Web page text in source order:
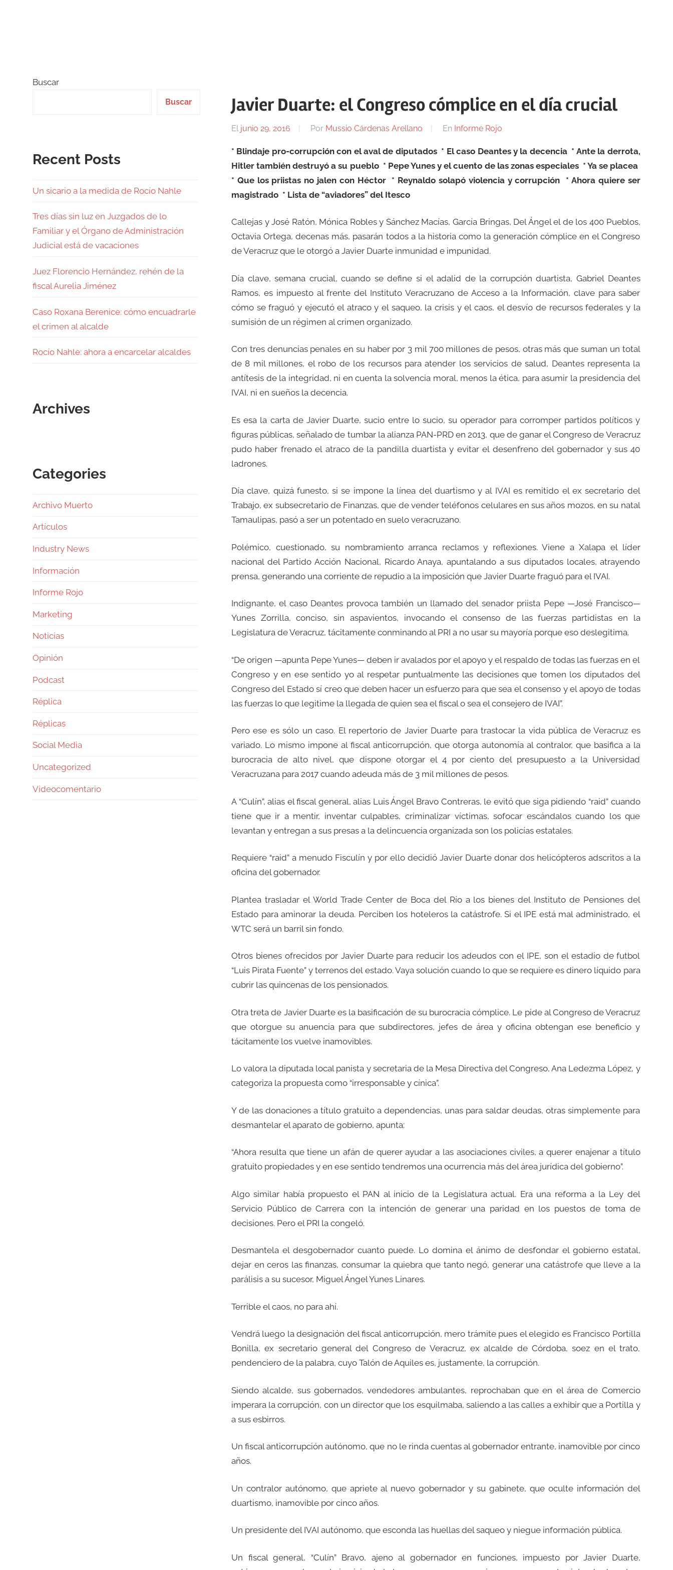
Javier Duarte: el Congreso cómplice en el día crucial
El junio 29, 2016 Por Mussio Cárdenas Arellano En Informe Rojo
* Blindaje pro-corrupción con el aval de diputados * El caso Deantes y la decencia * Ante la derrota,
Hitler también destruyó a su pueblo * Pepe Yunes y el cuento de las zonas especiales * Ya se placea
* Que los priistas no jalen con Héctor * Reynaldo solapó violencia y corrupción * Ahora quiere ser
magistrado * Lista de “aviadores” del Itesco
Callejas y José Ratón, Mónica Robles y Sánchez Macías, García Bringas, Del Ángel el de los 400 Pueblos,
Octavia Ortega, decenas más, pasarán todos a la historia como la generación cómplice en el Congreso
de Veracruz que le otorgó a Javier Duarte inmunidad e impunidad.
Día clave, semana crucial, cuando se define si el adalid de la corrupción duartista, Gabriel Deantes
Ramos, es impuesto al frente del Instituto Veracruzano de Acceso a la Información, clave para saber
cómo se fraguó y ejecutó el atraco y el saqueo, la crisis y el caos, el desvío de recursos federales y la
sumisión de un régimen al crimen organizado.
Con tres denuncias penales en su haber por 3 mil 700 millones de pesos, otras más que suman un total
de 8 mil millones, el robo de los recursos para atender los servicios de salud, Deantes representa la
antítesis de la integridad, ni en cuenta la solvencia moral, menos la ética, para asumir la presidencia del
IVAI, ni en sueños la decencia.
Es esa la carta de Javier Duarte, sucio entre lo sucio, su operador para corromper partidos políticos y
figuras públicas, señalado de tumbar la alianza PAN-PRD en 2013, que de ganar el Congreso de Veracruz
pudo haber frenado el atraco de la pandilla duartista y evitar el desenfreno del gobernador y sus 40
ladrones.
Día clave, quizá funesto, si se impone la línea del duartismo y al IVAI es remitido el ex secretario del
Trabajo, ex subsecretario de Finanzas, que de vender teléfonos celulares en sus años mozos, en su natal
Tamaulipas, pasó a ser un potentado en suelo veracruzano.
Polémico, cuestionado, su nombramiento arranca reclamos y reflexiones. Viene a Xalapa el líder
nacional del Partido Acción Nacional, Ricardo Anaya, apuntalando a sus diputados locales, atrayendo
prensa, generando una corriente de repudio a la imposición que Javier Duarte fraguó para el IVAI.
Indignante, el caso Deantes provoca también un llamado del senador priista Pepe —José Francisco—
Yunes Zorrilla, conciso, sin aspavientos, invocando el consenso de las fuerzas partidistas en la
Legislatura de Veracruz, tácitamente conminando al PRI a no usar su mayoría porque eso deslegitima.
“De origen —apunta Pepe Yunes— deben ir avalados por el apoyo y el respaldo de todas las fuerzas en el
Congreso y en ese sentido yo al respetar puntualmente las decisiones que tomen los diputados del
Congreso del Estado sí creo que deben hacer un esfuerzo para que sea el consenso y el apoyo de todas
las fuerzas lo que legitime la llegada de quien sea el fiscal o sea el consejero de IVAI”.
Pero ese es sólo un caso. El repertorio de Javier Duarte para trastocar la vida pública de Veracruz es
variado. Lo mismo impone al fiscal anticorrupción, que otorga autonomía al contralor, que basifica a la
burocracia de alto nivel, que dispone otorgar el 4 por ciento del presupuesto a la Universidad
Veracruzana para 2017 cuando adeuda más de 3 mil millones de pesos.
A “Culín”, alias el fiscal general, alias Luis Ángel Bravo Contreras, le evitó que siga pidiendo “raid” cuando
tiene que ir a mentir, inventar culpables, criminalizar víctimas, sofocar escándalos cuando los que
levantan y entregan a sus presas a la delincuencia organizada son los policías estatales.
Requiere “raid” a menudo Fisculín y por ello decidió Javier Duarte donar dos helicópteros adscritos a la
oficina del gobernador.
Plantea trasladar el World Trade Center de Boca del Río a los bienes del Instituto de Pensiones del
Estado para aminorar la deuda. Perciben los hoteleros la catástrofe. Si el IPE está mal administrado, el
WTC será un barril sin fondo.
Otros bienes ofrecidos por Javier Duarte para reducir los adeudos con el IPE, son el estadio de futbol
“Luis Pirata Fuente” y terrenos del estado. Vaya solución cuando lo que se requiere es dinero líquido para
cubrir las quincenas de los pensionados.
Otra treta de Javier Duarte es la basificación de su burocracia cómplice. Le pide al Congreso de Veracruz
que otorgue su anuencia para que subdirectores, jefes de área y oficina obtengan ese beneficio y
tácitamente los vuelve inamovibles.
Lo valora la diputada local panista y secretaria de la Mesa Directiva del Congreso, Ana Ledezma López, y
categoriza la propuesta como “irresponsable y cínica”.
Y de las donaciones a título gratuito a dependencias, unas para saldar deudas, otras simplemente para
desmantelar el aparato de gobierno, apunta:
“Ahora resulta que tiene un afán de querer ayudar a las asociaciones civiles, a querer enajenar a título
gratuito propiedades y en ese sentido tendremos una ocurrencia más del área jurídica del gobierno”.
Algo similar había propuesto el PAN al inicio de la Legislatura actual. Era una reforma a la Ley del
Servicio Público de Carrera con la intención de generar una paridad en los puestos de toma de
decisiones. Pero el PRI la congeló.
Desmantela el desgobernador cuanto puede. Lo domina el ánimo de desfondar el gobierno estatal,
dejar en ceros las finanzas, consumar la quiebra que tanto negó, generar una catástrofe que lleve a la
parálisis a su sucesor, Miguel Ángel Yunes Linares.
Terrible el caos, no para ahí.
Vendrá luego la designación del fiscal anticorrupción, mero trámite pues el elegido es Francisco Portilla
Bonilla, ex secretario general del Congreso de Veracruz, ex alcalde de Córdoba, soez en el trato,
pendenciero de la palabra, cuyo Talón de Aquiles es, justamente, la corrupción.
Siendo alcalde, sus gobernados, vendedores ambulantes, reprochaban que en el área de Comercio
imperara la corrupción, con un director que los esquilmaba, saliendo a las calles a exhibir que a Portilla y
a sus esbirros.
Un fiscal anticorrupción autónomo, que no le rinda cuentas al gobernador entrante, inamovible por cinco
años.
Un contralor autónomo, que apriete al nuevo gobernador y su gabinete, que oculte información del
duartismo, inamovible por cinco años.
Un presidente del IVAI autónomo, que esconda las huellas del saqueo y niegue información pública.
Un fiscal general, “Culín” Bravo, ajeno al gobernador en funciones, impuesto por Javier Duarte,
Buscar
Buscar
Recent Posts
Un sicario a la medida de Rocío Nahle
Tres días sin luz en Juzgados de lo
Familiar y el Órgano de Administración
Judicial está de vacaciones
Juez Florencio Hernández, rehén de la
fiscal Aurelia Jiménez
Caso Roxana Berenice: cómo encuadrarle
el crimen al alcalde
Rocío Nahle: ahora a encarcelar alcaldes
Archives
Categories
Archivo Muerto
Artículos
Industry News
Información
Informe Rojo
Marketing
Noticias
Opinión
Podcast
Réplica
Réplicas
Social Media
Uncategorized
Videocomentario